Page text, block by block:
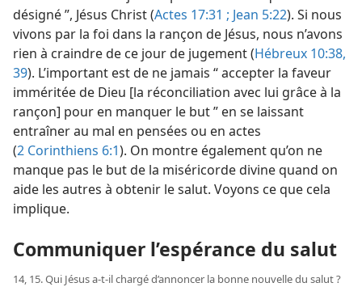
désigné ”, Jésus Christ (Actes 17:31 ; Jean 5:22). Si nous
vivons par la foi dans la rançon de Jésus, nous n’avons
rien à craindre de ce jour de jugement (Hébreux 10:38,
39). L’important est de ne jamais “ accepter la faveur
imméritée de Dieu [la réconciliation avec lui grâce à la
rançon] pour en manquer le but ” en se laissant
entraîner au mal en pensées ou en actes
(2 Corinthiens 6:1). On montre également qu’on ne
manque pas le but de la miséricorde divine quand on
aide les autres à obtenir le salut. Voyons ce que cela
implique.
Communiquer l’espérance du salut
14, 15. Qui Jésus a-​t-​il chargé d’annoncer la bonne nouvelle du salut ?